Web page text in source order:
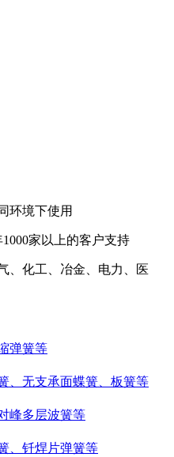
环境下使用
家以上的客户支持
、化工、冶金、电力、医
弹簧等
、无支承面蝶簧、板簧等
峰多层波簧等
、钎焊片弹簧等